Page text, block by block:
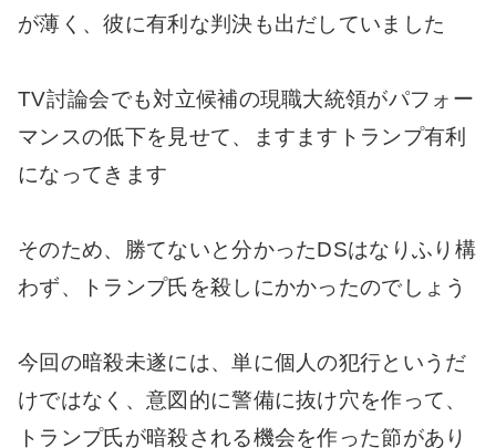
が薄く、彼に有利な判決も出だしていました
TV討論会でも対立候補の現職大統領がパフォー
マンスの低下を見せて、ますますトランプ有利
になってきます
そのため、勝てないと分かったDSはなりふり構
わず、トランプ氏を殺しにかかったのでしょう
今回の暗殺未遂には、単に個人の犯行というだ
けではなく、意図的に警備に抜け穴を作って、
トランプ氏が暗殺される機会を作った節があり